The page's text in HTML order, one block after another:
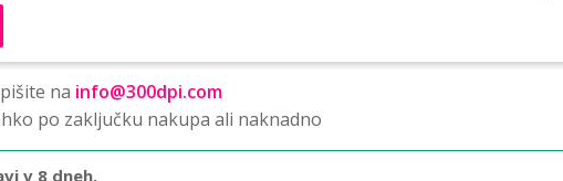
na info@300dpi.com
po zaključku nakupa ali naknadno
v 8 dneh.